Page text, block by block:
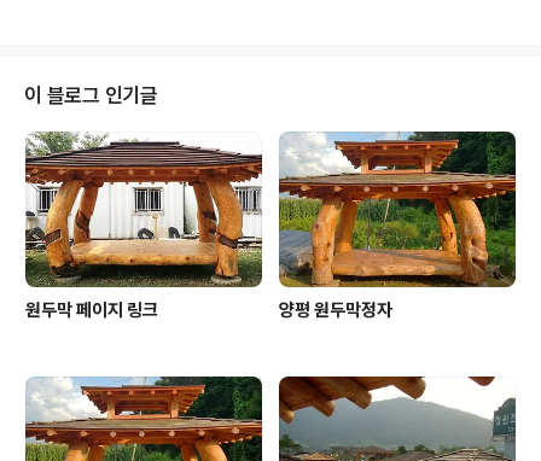
이 블로그 인기글
원두막 페이지 링크 양평 원두막정자